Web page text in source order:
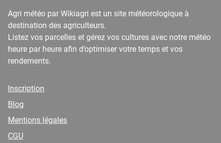
Agri météo par Wikiagri est un site météorologique à
destination des agriculteurs.
Listez vos parcelles et gérez vos cultures avec notre météo
heure par heure afin d’optimiser votre temps et vos
rendements.
Inscription
Blog
Mentions légales
CGU